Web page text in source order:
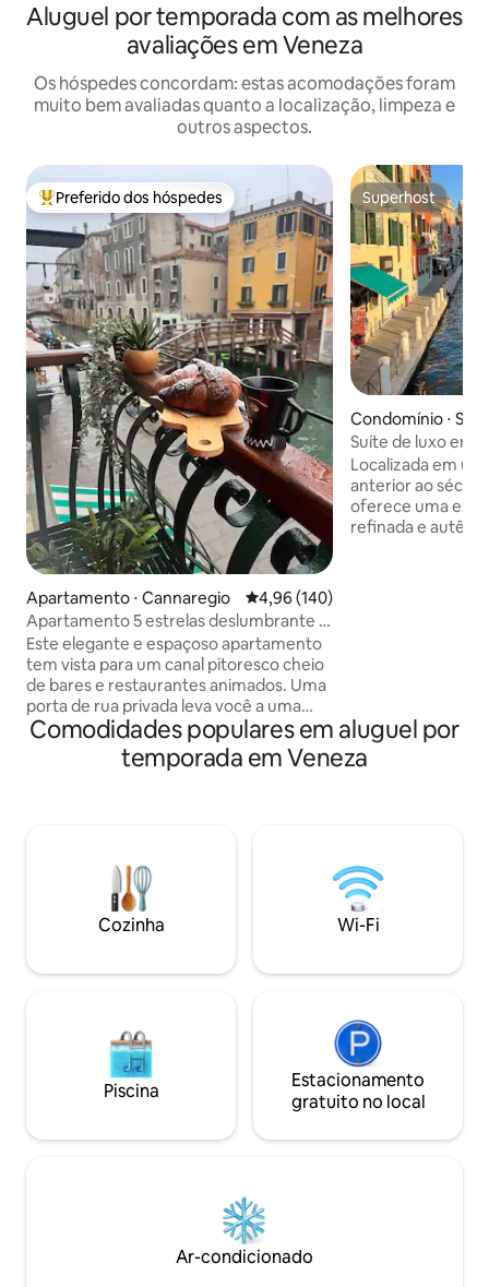
Aluguel por temporada com as melhores
avaliações em Veneza
Os hóspedes concordam: estas acomodações foram
muito bem avaliadas quanto a localização, limpeza e
outros aspectos.
Entre os melhores preferidos dos hóspedes
Preferido dos hóspedes
Apartamento ⋅ Cannaregio 4,96 de uma avaliação média de
4,96 (140)
Apartamento 5 estrelas deslumbrante e
superestiloso à beira do canal!
Este elegante e espaçoso apartamento
tem vista para um canal pitoresco cheio
de bares e restaurantes animados. Uma
porta de rua privada leva você a uma
área de serviço no piso térreo (lavadora
e secadora) e, em seguida, no andar de
cima, você entra em um espaço
super-king e 2 banheiros, um com uma
luxuosa banheira independente.
Também temos um sofá-cama de casal
confortável na sala de estar que pode
Superhost
Superhost
Condomínio ⋅
Suíte de luxo em
privativo e design
Localizada em
anterior ao
oferece uma
refinada e
encantadora,
procuram
Comodidades populares em aluguel por
temporada em Veneza
Cozinha Wi-Fi
Piscina
Estacionamento
gratuito no local
Ar-condicionado